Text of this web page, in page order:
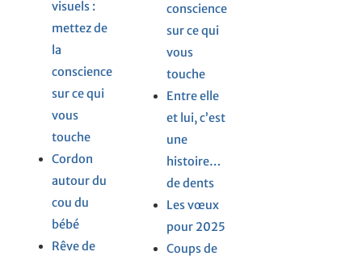
visuels :
mettez de
la
conscience
sur ce qui
vous
touche
Cordon
autour du
cou du
bébé
Rêve de
conscience
sur ce qui
vous
touche
Entre elle
et lui, c’est
une
histoire…
de dents
Les vœux
pour 2025
Coups de